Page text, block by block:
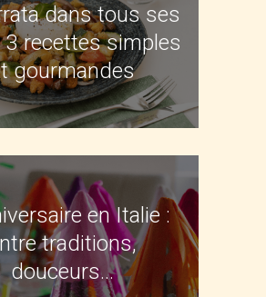
dans tous ses
3 recettes simples
gourmandes
en Italie :
traditions,
douceurs…